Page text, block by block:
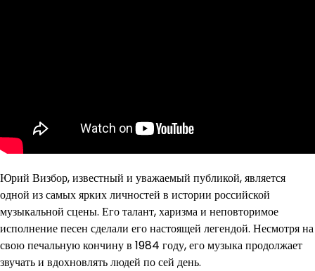
Юрий Визбор, известный и уважаемый публикой, является
одной из самых ярких личностей в истории российской
музыкальной сцены. Его талант, харизма и неповторимое
исполнение песен сделали его настоящей легендой. Несмотря на
свою печальную кончину в 1984 году, его музыка продолжает
звучать и вдохновлять людей по сей день.